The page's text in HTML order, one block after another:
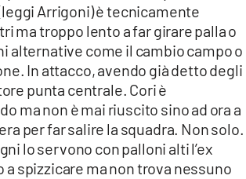
Arrigoni) è tecnicamente
ma troppo lento a far girare palla o
alternative come il cambio campo o
In attacco, avendo già detto degli
punta centrale. Cori è
ma non è mai riuscito sino ad ora a
per far salire la squadra. Non solo.
lo servono con palloni alti l’ex
a spizzicare ma non trova nessuno